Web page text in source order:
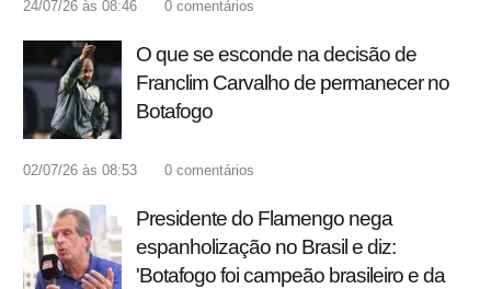
24/07/26 às 08:46 0 comentários
O que se esconde na decisão de
Franclim Carvalho de permanecer no
Botafogo
02/07/26 às 08:53 0 comentários
Presidente do Flamengo nega
espanholização no Brasil e diz:
'Botafogo foi campeão brasileiro e da